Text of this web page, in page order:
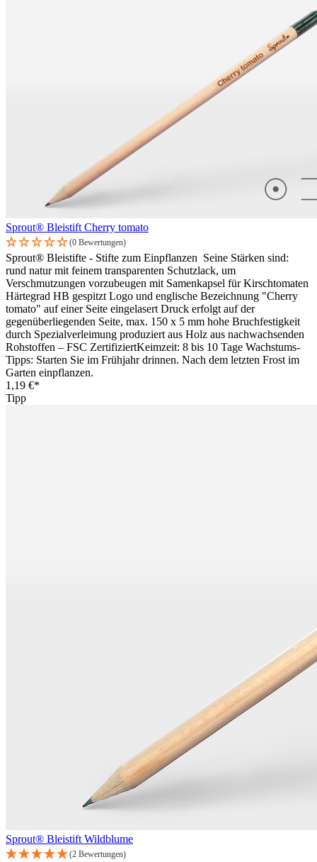
Sprout® Bleistift Cherry tomato
(0 Bewertungen)
Sprout® Bleistifte - Stifte zum Einpflanzen Seine Stärken sind:
rund natur mit feinem transparenten Schutzlack, um
Verschmutzungen vorzubeugen mit Samenkapsel für Kirschtomaten
Härtegrad HB gespitzt Logo und englische Bezeichnung "Cherry
tomato" auf einer Seite eingelasert Druck erfolgt auf der
gegenüberliegenden Seite, max. 150 x 5 mm hohe Bruchfestigkeit
durch Spezialverleimung produziert aus Holz aus nachwachsenden
Rohstoffen – FSC ZertifiziertKeimzeit: 8 bis 10 Tage Wachstums-
Tipps: Starten Sie im Frühjahr drinnen. Nach dem letzten Frost im
Garten einpflanzen.
1,19 €*
Tipp
Sprout® Bleistift Wildblume
(2 Bewertungen)